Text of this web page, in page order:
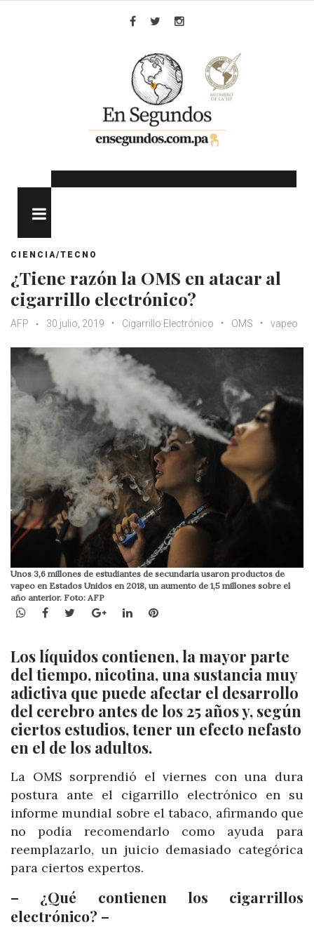
CIENCIA/TECNO
¿Tiene razón la OMS en atacar al
cigarrillo electrónico?
AFP 30 julio, 2019 Cigarrillo Electrónico OMS vapeo
Unos 3,6 millones de estudiantes de secundaria usaron productos de
vapeo en Estados Unidos en 2018, un aumento de 1,5 millones sobre el
año anterior. Foto: AFP
WhatsApp
Facebook
TwitterGoogle+LinkedInPinterest
Los líquidos contienen, la mayor parte
del tiempo, nicotina, una sustancia muy
adictiva que puede afectar el desarrollo
del cerebro antes de los 25 años y, según
ciertos estudios, tener un efecto nefasto
en el de los adultos.
La OMS sorprendió el viernes con una dura
postura ante el cigarrillo electrónico en su
informe mundial sobre el tabaco, afirmando que
no podía recomendarlo como ayuda para
reemplazarlo, un juicio demasiado categórica
para ciertos expertos.
– ¿Qué contienen los cigarrillos
electrónico? –